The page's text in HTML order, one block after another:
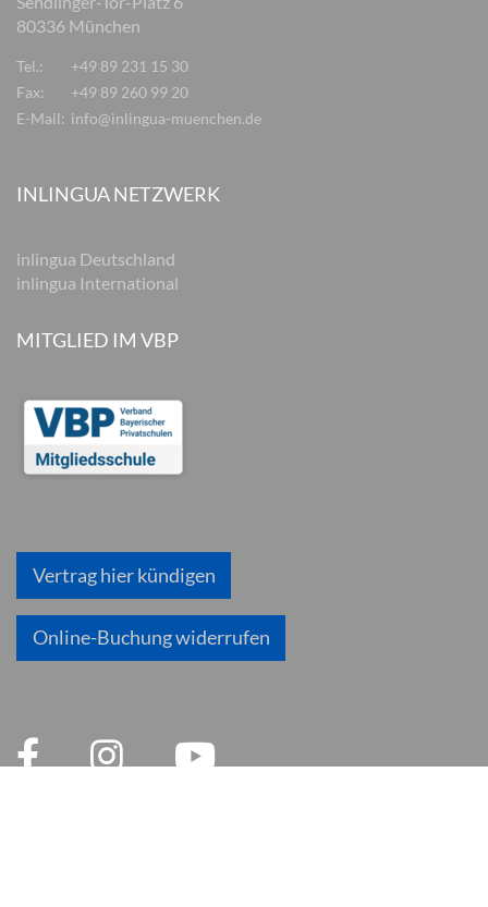
80336 München
Tel.:
+49 89 231 15 30
Fax:
+49 89 260 99 20
E-Mail: info@inlingua-muenchen.de
INLINGUA NETZWERK
inlingua Deutschland
inlingua International
MITGLIED IM VBP
Vertrag hier kündigen
Online-Buchung widerrufen